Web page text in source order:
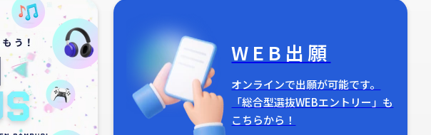
WEB出願
オンラインで出願が可能です。
「総合型選抜WEBエントリー」も
こちらから！